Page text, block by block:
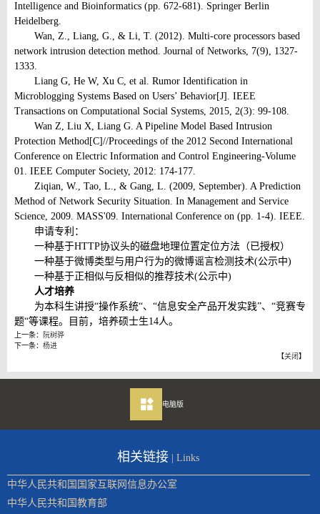
Intelligence and Bioinformatics (pp. 672-681). Springer Berlin
Heidelberg.
Wan, Z., Liang, G., & Li, T. (2012). Multi-core processors based
network intrusion detection method. Journal of Networks, 7(9), 1327-
1333.
Liang G, He W, Xu C, et al. Rumor Identification in
Microblogging Systems Based on Users’ Behavior[J]. IEEE
Transactions on Computational Social Systems, 2015, 2(3): 99-108.
Wan Z, Liu X, Liang G. A Pipeline Model Based Intrusion
Protection Method[C]//Proceedings of the 2012 Second International
Conference on Electric Information and Control Engineering-Volume
01. IEEE Computer Society, 2012: 174-177.
Ziqian, W., Tao, L., & Gang, L. (2009, September). A Prediction
Method of Network Security Situation. In Management and Service
Science, 2009. MASS'09. International Conference on (pp. 1-4). IEEE.
申请专利：
一种基于HTTP协议头的磁盘地理位置定位方法（已授权）
一种基于微博类型与用户行为的微博谣言检测技术(公示中)
一种基于正相似与反相似的推荐技术(公示中)
人才培养
为本科生讲授“操作系统“、“信息安全产品开发实践”、“竞赛专
题“等课程。目前，培养硕士生14人。
上一条：
阮树骅
下一条： 杨进
【关闭】
电脑版
相关链接 | Links
中华人民共和国国家互联网信息办公室
中华人民共和国教育部